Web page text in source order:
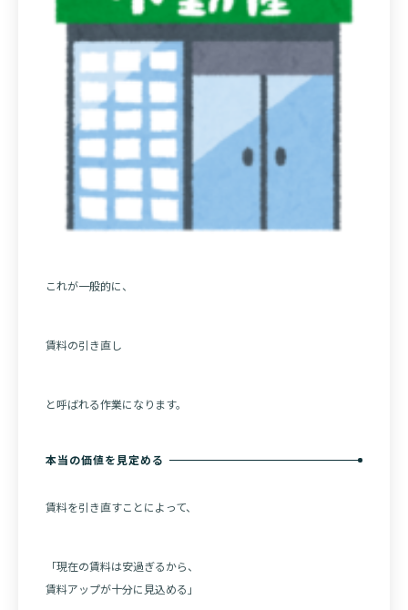
これが一般的に、
賃料の引き直し
と呼ばれる作業になります。
本当の価値を見定める
賃料を引き直すことによって、
「現在の賃料は安過ぎるから、
賃料アップが十分に見込める」